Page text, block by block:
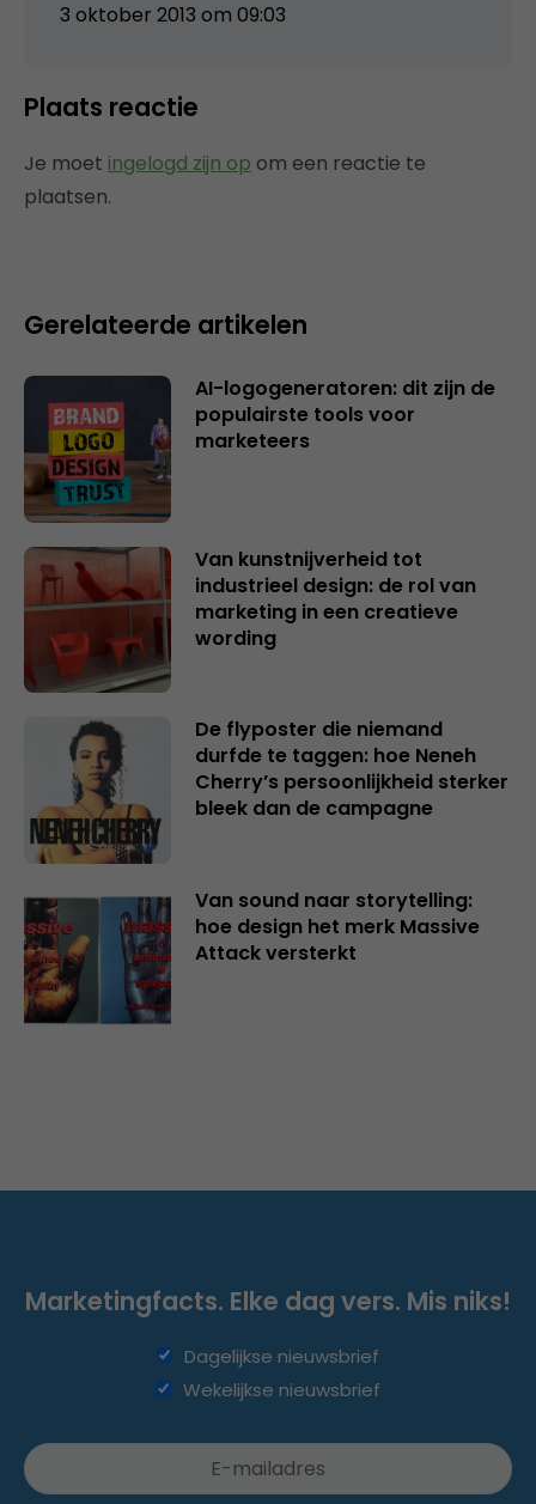
3 oktober 2013 om 09:03
Plaats reactie
Je moet ingelogd zijn op om een reactie te
plaatsen.
Gerelateerde artikelen
AI-logogeneratoren: dit zijn de
populairste tools voor
marketeers
Van kunstnijverheid tot
industrieel design: de rol van
marketing in een creatieve
wording
De flyposter die niemand
durfde te taggen: hoe Neneh
Cherry’s persoonlijkheid sterker
bleek dan de campagne
Van sound naar storytelling:
hoe design het merk Massive
Attack versterkt
Marketingfacts. Elke dag vers. Mis niks!
Dagelijkse nieuwsbrief
Wekelijkse nieuwsbrief